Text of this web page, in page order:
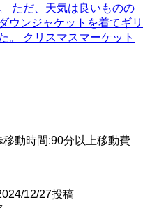
ただ、天気は良いものの
ウンジャケットを着てギリ
。 クリスマスマーケット
移動時間:90分以上移動費
12/27投稿